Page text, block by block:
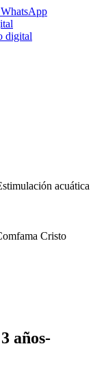
digital
acuática
años-